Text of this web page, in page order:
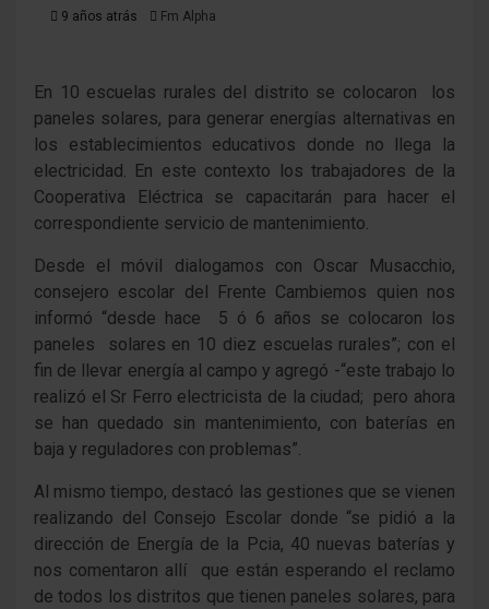
9 años atrás Fm Alpha
En 10 escuelas rurales del distrito se colocaron los
paneles solares, para generar energías alternativas en
los establecimientos educativos donde no llega la
electricidad. En este contexto los trabajadores de la
Cooperativa Eléctrica se capacitarán para hacer el
correspondiente servicio de mantenimiento.
Desde el móvil dialogamos con Oscar Musacchio,
consejero escolar del Frente Cambiemos quien nos
informó “desde hace 5 ó 6 años se colocaron los
paneles solares en 10 diez escuelas rurales”; con el
fin de llevar energía al campo y agregó -“este trabajo lo
realizó el Sr Ferro electricista de la ciudad; pero ahora
se han quedado sin mantenimiento, con baterías en
baja y reguladores con problemas”.
Al mismo tiempo, destacó las gestiones que se vienen
realizando del Consejo Escolar donde “se pidió a la
dirección de Energía de la Pcia, 40 nuevas baterías y
nos comentaron allí que están esperando el reclamo
de todos los distritos que tienen paneles solares, para